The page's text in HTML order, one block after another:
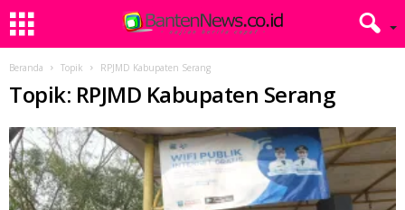
Beranda Topik RPJMD Kabupaten Serang
Topik: RPJMD Kabupaten Serang